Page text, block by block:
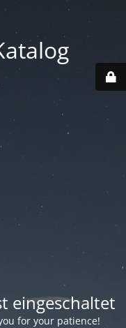
eingeschaltet
for your patience!